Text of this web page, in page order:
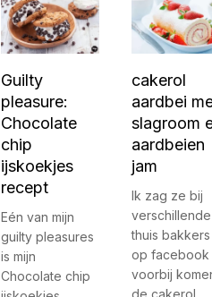
Guilty
pleasure:
Chocolate
chip
ijskoekjes
recept
Eén van mijn
guilty pleasures
is mijn
Chocolate chip
cakerol
aardbei
slagroom
aardbeien
jam
Ik zag ze bij
verschillende
thuis bakkers
op facebook
voorbij